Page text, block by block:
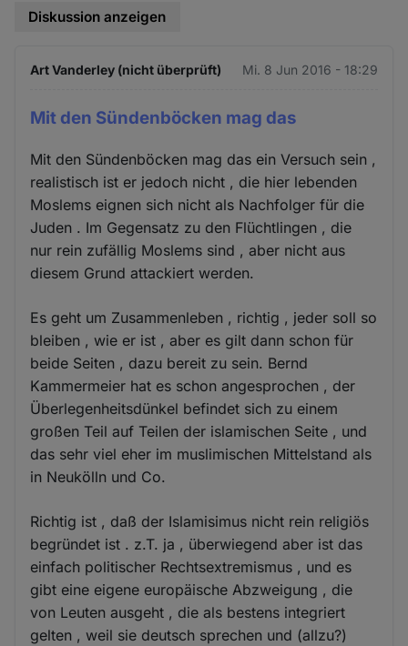
Diskussion anzeigen
Art Vanderley (nicht überprüft) Mi. 8 Jun 2016 - 18:29
Mit den Sündenböcken mag das
Mit den Sündenböcken mag das ein Versuch sein ,
realistisch ist er jedoch nicht , die hier lebenden
Moslems eignen sich nicht als Nachfolger für die
Juden . Im Gegensatz zu den Flüchtlingen , die
nur rein zufällig Moslems sind , aber nicht aus
diesem Grund attackiert werden.
Es geht um Zusammenleben , richtig , jeder soll so
bleiben , wie er ist , aber es gilt dann schon für
beide Seiten , dazu bereit zu sein. Bernd
Kammermeier hat es schon angesprochen , der
Überlegenheitsdünkel befindet sich zu einem
großen Teil auf Teilen der islamischen Seite , und
das sehr viel eher im muslimischen Mittelstand als
in Neukölln und Co.
Richtig ist , daß der Islamisimus nicht rein religiös
begründet ist . z.T. ja , überwiegend aber ist das
einfach politischer Rechtsextremismus , und es
gibt eine eigene europäische Abzweigung , die
von Leuten ausgeht , die als bestens integriert
gelten , weil sie deutsch sprechen und (allzu?)